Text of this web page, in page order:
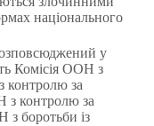
національного
у
Комісія ООН з
контролю за
з контролю за
боротьби із